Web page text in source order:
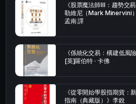
《股票魔法師Ⅲ：趨勢交
勒維尼（Mark Minervini
孟南 譯
《係統化交易：構建低風
[英]羅伯特 · 卡佛
《從零開始學股指期貨：
指南（典藏版）》李銳